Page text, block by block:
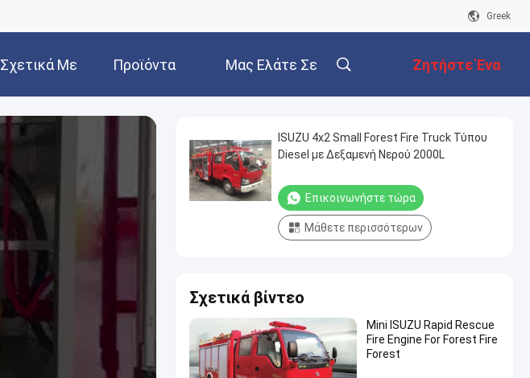
Greek
Σχετικά Με Προϊόντα Μας Ελάτε Σε
Επαφή Με
Ζητήστε Ένα
Απόσπασμα
ISUZU 4x2 Small Forest Fire Truck Τύπου
Diesel με Δεξαμενή Νερού 2000L
Επικοινωνήστε τώρα
Μάθετε περισσότερων
Σχετικά βίντεο
Mini ISUZU Rapid Rescue
Fire Engine For Forest Fire
Forest